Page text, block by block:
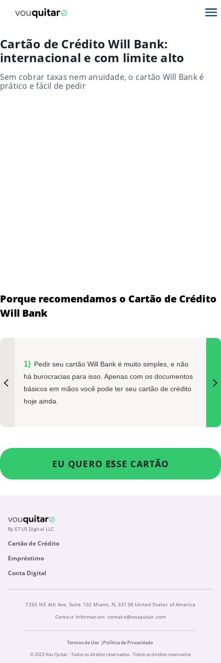
Cartão de Crédito Will Bank:
internacional e com limite alto
Sem cobrar taxas nem anuidade, o cartão Will Bank é
prático e fácil de pedir
Porque recomendamos o Cartão de Crédito
Will Bank
Pedir seu cartão Will Bank é muito simples, e não
há burocracias para isso. Apenas com os documentos
básicos em mãos você pode ter seu cartão de crédito
hoje ainda.
EU QUERO ESSE CARTÃO
By ETUS Digital LLC
Cartão de Crédito
Empréstimo
Conta Digital
7265 NE 4th Ave, Suite 102 Miami, FL 33138 United States of America
Contact Information: contato@vouquitar.com
Termos de Uso
Política de Privacidade
© 2023 Vou Quitar - Todos os direitos reservados - Todos os direitos reservados